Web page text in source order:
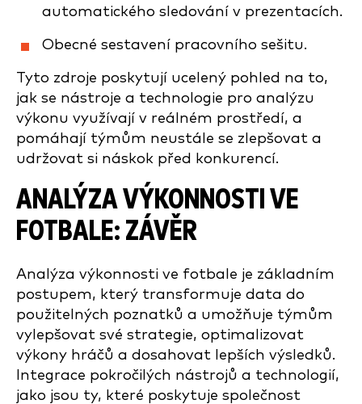
automatického sledování v prezentacích.
Obecné sestavení pracovního sešitu.
Tyto zdroje poskytují ucelený pohled na to,
jak se nástroje a technologie pro analýzu
výkonu využívají v reálném prostředí, a
pomáhají týmům neustále se zlepšovat a
udržovat si náskok před konkurencí.
ANALÝZA VÝKONNOSTI VE
FOTBALE: ZÁVĚR
Analýza výkonnosti ve fotbale je základním
postupem, který transformuje data do
použitelných poznatků a umožňuje týmům
vylepšovat své strategie, optimalizovat
výkony hráčů a dosahovat lepších výsledků.
Integrace pokročilých nástrojů a technologií,
jako jsou ty, které poskytuje společnost